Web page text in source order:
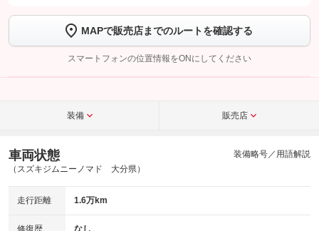
トーク画面で
ボタンをタップして問い合わせを
完了してください。
こちら
MAPで販売店までのルートを確認する
スマートフォンの位置情報をONにしてください
装備 販売店
車両状態
（スズキジムニーノマド 大分県）
装備略号／用語解説
走行距離 1.6万km
修復歴 なし